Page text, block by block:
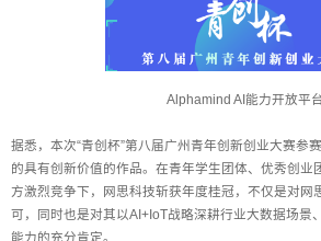
Alphamind AI能力开放平
据悉，本次“青创杯”第八届广州青年创新创业大赛参
的具有创新价值的作品。在青年学生团体、优秀创业
方激烈竞争下，网思科技斩获年度桂冠，不仅是对网
可，同时也是对其以AI+IoT战略深耕行业大数据场景
能力的充分肯定。